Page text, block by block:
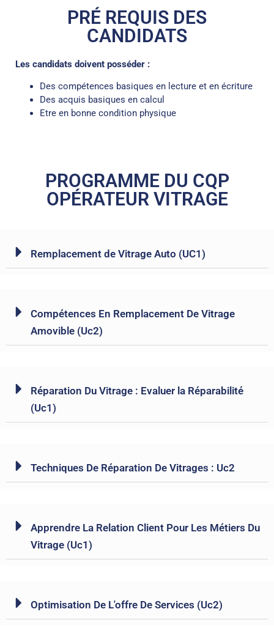
PRÉ REQUIS DES
CANDIDATS
Les candidats doivent posséder :
Des compétences basiques en lecture et en écriture
Des acquis basiques en calcul
Etre en bonne condition physique
PROGRAMME DU CQP
OPÉRATEUR VITRAGE
Remplacement de Vitrage Auto (UC1)
Compétences En Remplacement De Vitrage
Amovible (Uc2)
Réparation Du Vitrage : Evaluer la Réparabilité
(Uc1)
Techniques De Réparation De Vitrages : Uc2
Apprendre La Relation Client Pour Les Métiers Du
Vitrage (Uc1)
Optimisation De L'offre De Services (Uc2)